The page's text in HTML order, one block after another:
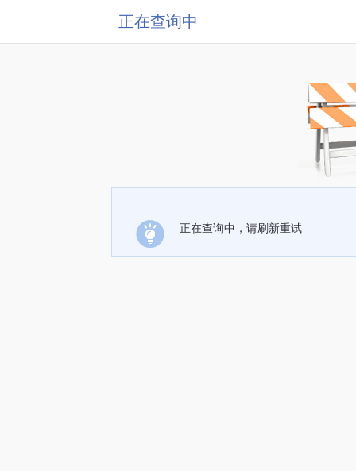
正在查询中
正在查询中，请刷新重试